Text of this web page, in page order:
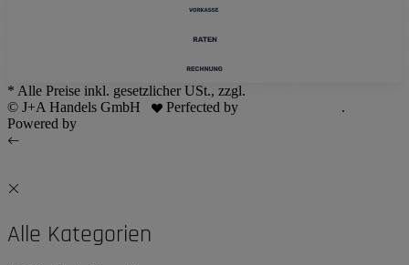
* Alle Preise inkl. gesetzlicher USt., zzgl.
© J+A Handels GmbH
Perfected by
.
Powered by
Alle Kategorien